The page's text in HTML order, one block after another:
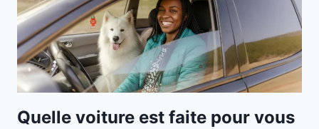
Quelle voiture est faite pour vous